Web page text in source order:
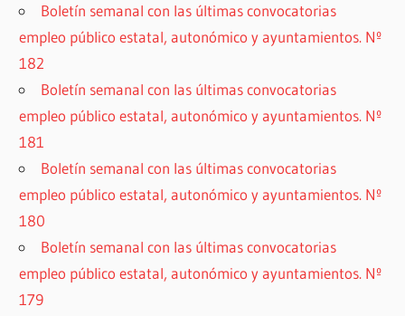
Boletín semanal con las últimas convocatorias
empleo público estatal, autonómico y ayuntamientos. Nº
182
Boletín semanal con las últimas convocatorias
empleo público estatal, autonómico y ayuntamientos. Nº
181
Boletín semanal con las últimas convocatorias
empleo público estatal, autonómico y ayuntamientos. Nº
180
Boletín semanal con las últimas convocatorias
empleo público estatal, autonómico y ayuntamientos. Nº
179